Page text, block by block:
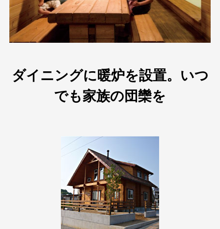
ダイニングに暖炉を設置。いつ
でも家族の団欒を